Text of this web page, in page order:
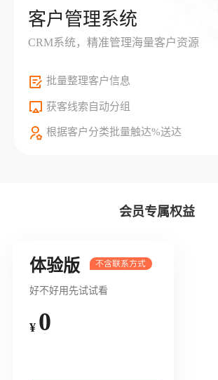
客户管理系统
CRM系统，精准管理海量客户资源
批量整理客户信息
获客线索自动分组
根据客户分类批量触达%送达
会员专属权益
体验版
好不好用先试试看
¥ 0